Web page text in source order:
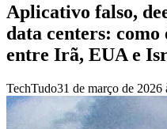
Aplicativo falso,
data centers:
entre Irã, EUA e
TechTudo31 de março de 2026